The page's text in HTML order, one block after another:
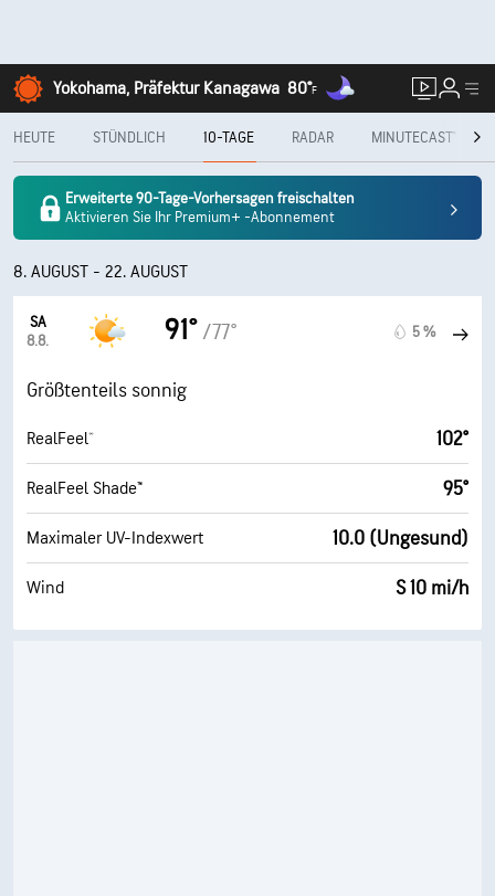
Yokohama, Präfektur Kanagawa 80°F
HEUTE STÜNDLICH 10-TAGE RADAR MINUTECAST®
Erweiterte 90-Tage-Vorhersagen freischalten
Aktivieren Sie Ihr Premium+ -Abonnement
8. AUGUST - 22. AUGUST
SA
8.8.
91° /77° 5 %
Größtenteils sonnig
RealFeel® 102°
RealFeel Shade™ 95°
Maximaler UV-Indexwert 10.0 (Ungesund)
Wind S 10 mi/h